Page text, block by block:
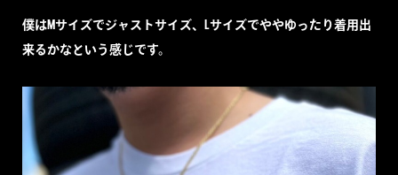
僕はMサイズでジャストサイズ、Lサイズでややゆったり着用出
来るかなという感じです。